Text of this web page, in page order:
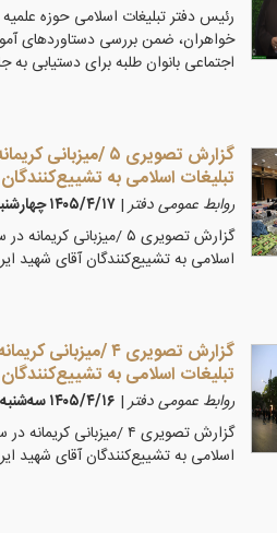
رئیس دفتر تبلیغات اسلامی حوزه
خواهران، ضمن بررسی دستاوردهای
اجتماعی بانوان طلبه برای دستیابی به
تبلیغات اسلامی به
روابط عمومی دفتر| ۱۴۰۵/۴/۱۷ چهارشنبه
اسلامی به تشییع‌کنندگان آقای شهید
تبلیغات اسلامی به
روابط عمومی دفتر| ۱۴۰۵/۴/۱۶ سه‌شنبه
اسلامی به تشییع‌کنندگان آقای شهید